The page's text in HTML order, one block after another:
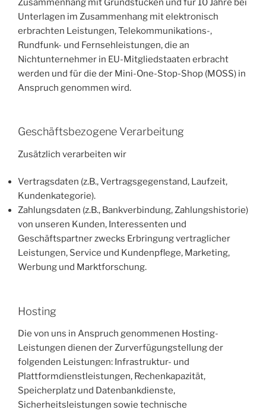
Unterlagen im Zusammenhang mit elektronisch
erbrachten Leistungen, Telekommunikations-,
Rundfunk- und Fernsehleistungen, die an
Nichtunternehmer in EU-Mitgliedstaaten erbracht
werden und für die der Mini-One-Stop-Shop (MOSS) in
Anspruch genommen wird.
Geschäftsbezogene Verarbeitung
Zusätzlich verarbeiten wir
Vertragsdaten (z.B., Vertragsgegenstand, Laufzeit,
Kundenkategorie).
Zahlungsdaten (z.B., Bankverbindung, Zahlungshistorie)
von unseren Kunden, Interessenten und
Geschäftspartner zwecks Erbringung vertraglicher
Leistungen, Service und Kundenpflege, Marketing,
Werbung und Marktforschung.
Hosting
Die von uns in Anspruch genommenen Hosting-
Leistungen dienen der Zurverfügungstellung der
folgenden Leistungen: Infrastruktur- und
Plattformdienstleistungen, Rechenkapazität,
Speicherplatz und Datenbankdienste,
Sicherheitsleistungen sowie technische